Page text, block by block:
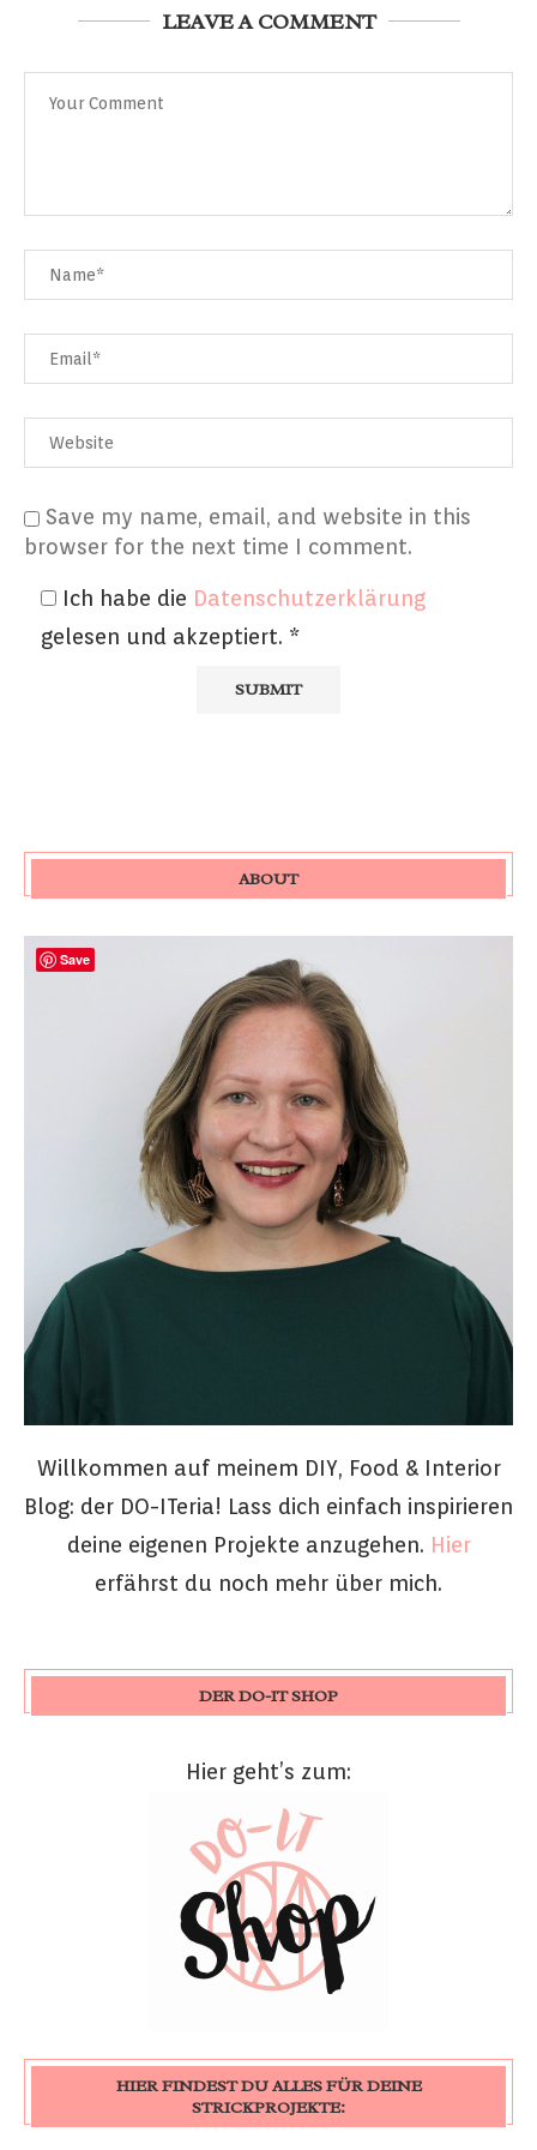
LEAVE A COMMENT
Save my name, email, and website in this
browser for the next time I comment.
Ich habe die Datenschutzerklärung
gelesen und akzeptiert. *
ABOUT
Willkommen auf meinem DIY, Food & Interior
Blog: der DO-ITeria! Lass dich einfach inspirieren
deine eigenen Projekte anzugehen. Hier
erfährst du noch mehr über mich.
DER DO-IT SHOP
Hier geht’s zum:
HIER FINDEST DU ALLES FÜR DEINE
STRICKPROJEKTE:
Save